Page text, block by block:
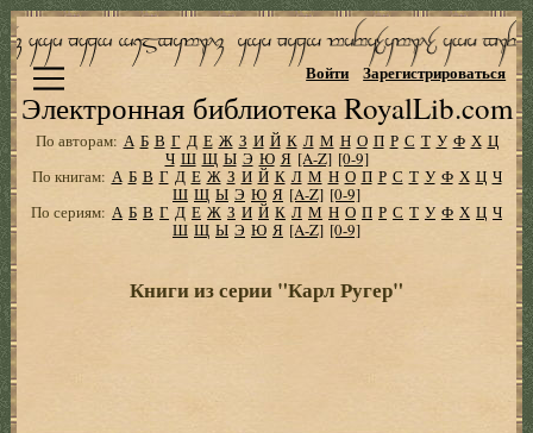
Электронная библиотека RoyalLib.com
Войти Зарегистрироваться
По авторам: А Б В Г Д Е Ж З И Й К Л М Н О П Р С Т У Ф Х Ц
Ч Ш Щ Ы Э Ю Я [A-Z] [0-9]
По книгам: А Б В Г Д Е Ж З И Й К Л М Н О П Р С Т У Ф Х Ц Ч
Ш Щ Ы Э Ю Я [A-Z] [0-9]
По сериям: А Б В Г Д Е Ж З И Й К Л М Н О П Р С Т У Ф Х Ц Ч
Ш Щ Ы Э Ю Я [A-Z] [0-9]
Книги из серии "Карл Ругер"